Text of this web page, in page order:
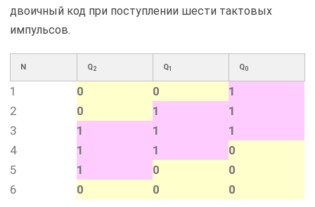
двоичный код при поступлении шести тактовых
импульсов.
N Q2 Q1 Q0
1 0 0
1
2
0 1
1
3
1 1
1
4
1 1
0
5
1 0
0
6
0 0 0